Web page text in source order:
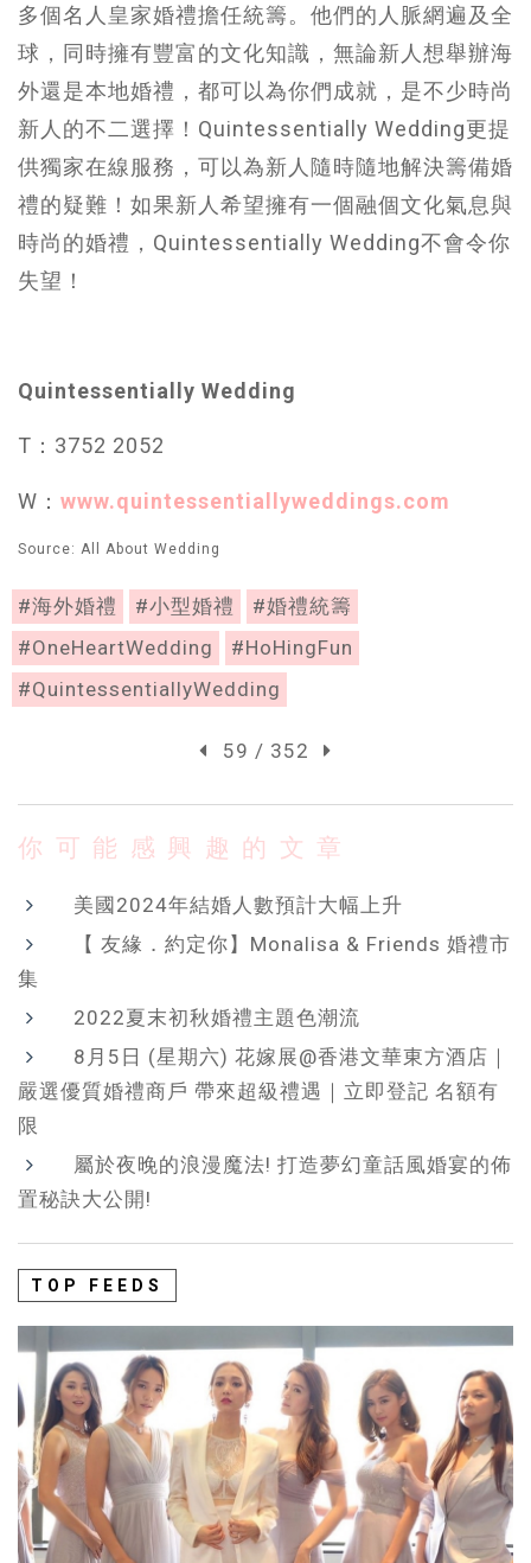
多個名人皇家婚禮擔任統籌。他們的人脈網遍及全
球，同時擁有豐富的文化知識，無論新人想舉辦海
外還是本地婚禮，都可以為你們成就，是不少時尚
新人的不二選擇！Quintessentially Wedding更提
供獨家在線服務，可以為新人隨時隨地解決籌備婚
禮的疑難！如果新人希望擁有一個融個文化氣息與
時尚的婚禮，Quintessentially Wedding不會令你
失望！
Quintessentially Wedding
T：3752 2052
W： www.quintessentiallyweddings.com
Source: All About Wedding
#海外婚禮 #小型婚禮
#婚禮統籌
#OneHeartWedding
#HoHingFun
#QuintessentiallyWedding
59 / 352
你可能感興趣的文章
美國2024年結婚人數預計大幅上升
【 友緣．約定你】Monalisa & Friends 婚禮市
集
2022夏末初秋婚禮主題色潮流
8月5日 (星期六) 花嫁展@香港文華東方酒店｜
嚴選優質婚禮商戶 帶來超級禮遇｜立即登記 名額有
限
屬於夜晚的浪漫魔法! 打造夢幻童話風婚宴的佈
置秘訣大公開!
TOP FEEDS